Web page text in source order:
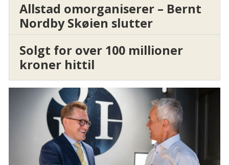
Allstad omorganiserer – Bernt
Nordby Skøien slutter
Solgt for over 100 millioner
kroner hittil